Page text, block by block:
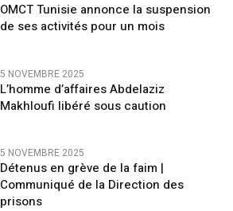
OMCT Tunisie annonce la suspension
de ses activités pour un mois
5 NOVEMBRE 2025
L’homme d’affaires Abdelaziz
Makhloufi libéré sous caution
5 NOVEMBRE 2025
Détenus en grève de la faim |
Communiqué de la Direction des
prisons